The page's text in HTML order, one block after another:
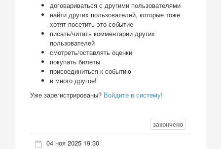
договариваться с другими пользователями
найти других пользователей, которые тоже
хотят посетить это событие
писать/читать комментарии других
пользователей
смотреть/оставлять оценки
покупать билеты
присоединиться к событию
и много другое!
Уже зарегистрированы? Войдите в систему!
закончено
04 ноя 2025 19:30